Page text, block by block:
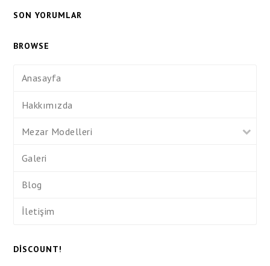
SON YORUMLAR
BROWSE
Anasayfa
Hakkımızda
Mezar Modelleri
Galeri
Blog
İletişim
DISCOUNT!